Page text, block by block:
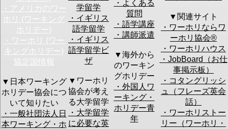
興味のある国
アメリカ
カナダ
アイルラ
ンド
デンマー
オースト
ラリア
韓国
フランス
ニュージー
ランド
ドイツ
ノルウェー
イギリ
ス
台湾
フィリ
ピン
その他の情報
・アメリカのワー
ホリ (ワーキング
ホリデー)
・ワーホリ (ワー
キングホリデー)
協定国情報
▼日本ワーキング
ホリデー協会につ
いて知りたい
・一般社団法人日
本ワーキング・ホ
学留学
・イギリス
語学留学
・イギリス
語学留学ビ
ザ
▼ワーホリ
協会が考え
る大学留学
・大学留学
に必要な英
・よくある
質問
・語学講座
・講師派遣
▼海外から
のワーキン
グホリデー
・外国人ワ
ーキング・
ホリデー青
年
▼関連サイト
・ワーホリならワ
ーホリ協会®︎
・ワーホリハウス
・JobBoard（お仕
事掲示板）
・コタングリッシ
ュ（フレーズ英会
話）
・ワーホリストー
リー（ワーホリ・